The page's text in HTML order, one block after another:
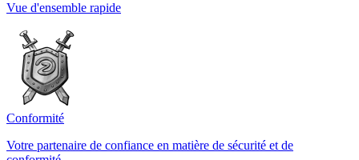
Vue d'ensemble rapide
Conformité
Votre partenaire de confiance en matière de sécurité et de